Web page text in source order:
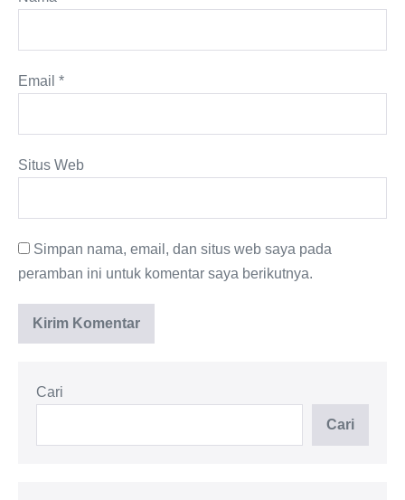
Email *
Situs Web
Simpan nama, email, dan situs web saya pada
peramban ini untuk komentar saya berikutnya.
Cari
Cari